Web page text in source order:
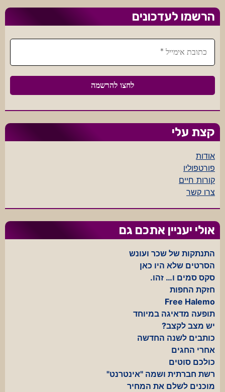
הרשמו לעדכונים
קצת עלי
אודות
פורטפוליו
קורות חיים
צרו קשר
אולי יעניין אתכם גם
התנתקות של שכר ועונש
הסרטים שלא היו כאן
סקס סמים ו… זהו.
חזקת החפות
Free Halemo
תופעה מדאיגה במיוחד
יש מצב לקצב?
כותבים לשנה החדשה
אחרי החגים
כולכם סוטים
רשת חברתית ושמה "אינטרנט"
מוכנים לשלם את המחיר